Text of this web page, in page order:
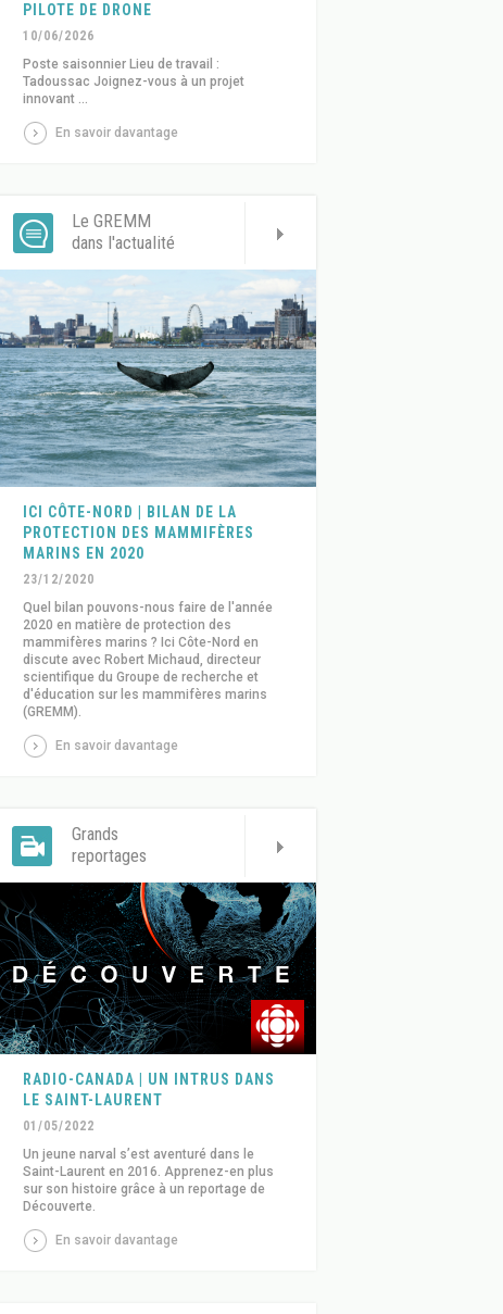
PILOTE DE DRONE
10/06/2026
Poste saisonnier Lieu de travail :
Tadoussac Joignez-vous à un projet
innovant ...
En savoir davantage
Le GREMM
dans l'actualité
ICI CÔTE-NORD | BILAN DE LA
PROTECTION DES MAMMIFÈRES
MARINS EN 2020
23/12/2020
Quel bilan pouvons-nous faire de l'année
2020 en matière de protection des
mammifères marins ? Ici Côte-Nord en
discute avec Robert Michaud, directeur
scientifique du Groupe de recherche et
d'éducation sur les mammifères marins
(GREMM).
En savoir davantage
Grands
reportages
RADIO-CANADA | UN INTRUS DANS
LE SAINT-LAURENT
01/05/2022
Un jeune narval s’est aventuré dans le
Saint-Laurent en 2016. Apprenez-en plus
sur son histoire grâce à un reportage de
Découverte.
En savoir davantage